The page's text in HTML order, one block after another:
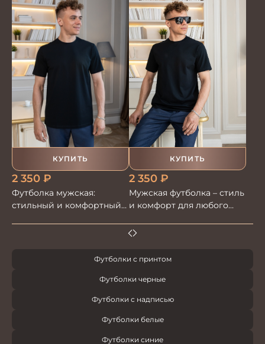
КУПИТЬ
2 350 ₽
Футболка мужская:
стильный и комфортный
КУПИТЬ
2 350 ₽
Мужская футболка – стиль
и комфорт для любого
Футболки с принтом
Футболки черные
Футболки с надписью
Футболки белые
Футболки синие